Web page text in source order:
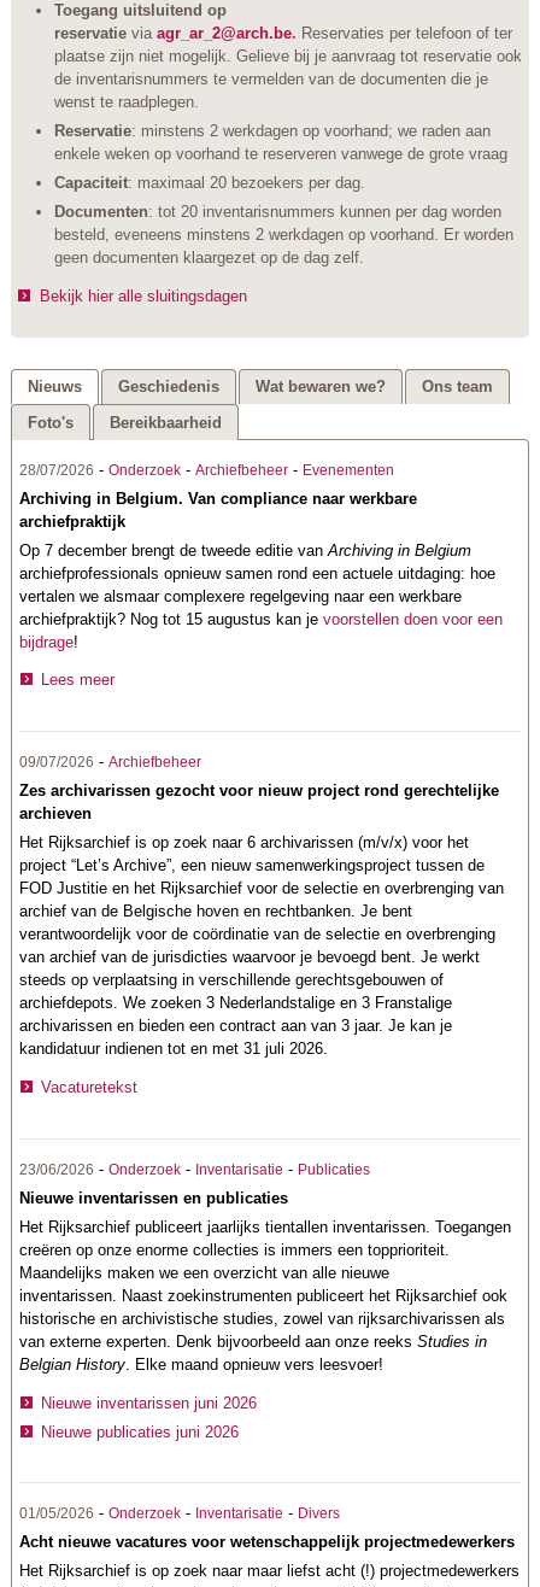
Toegang uitsluitend op
reservatievia agr_ar_2@arch.be. Reservaties per telefoon of ter
plaatse zijn niet mogelijk. Gelieve bij je aanvraag tot reservatie ook
de inventarisnummers te vermelden van de documenten die je
wenst te raadplegen.
Reservatie: minstens 2 werkdagen op voorhand; we raden aan
enkele weken op voorhand te reserveren vanwege de grote vraag
Capaciteit: maximaal 20 bezoekers per dag.
Documenten: tot 20 inventarisnummers kunnen per dag worden
besteld, eveneens minstens 2 werkdagen op voorhand. Er worden
geen documenten klaargezet op de dag zelf.
Bekijk hier alle sluitingsdagen
Nieuws Geschiedenis Wat bewaren we?
Ons team
Foto's
Bereikbaarheid
28/07/2026 -Onderzoek -Archiefbeheer - Evenementen
Archiving in Belgium. Van compliance naar werkbare
archiefpraktijk
Op 7 december brengt de tweede editie vanArchiving in Belgium
archiefprofessionals opnieuw samen rond een actuele uitdaging: hoe
vertalen we alsmaar complexere regelgeving naar een werkbare
archiefpraktijk? Nog tot 15 augustus kan jevoorstellen doen voor een
bijdrage!
Lees meer
09/07/2026 -Archiefbeheer
Zes archivarissen gezocht voor nieuw project rond gerechtelijke
archieven
Het Rijksarchief is op zoek naar 6 archivarissen (m/v/x) voor het
project “Let’s Archive”, een nieuw samenwerkingsproject tussen de
FOD Justitie en het Rijksarchief voor de selectie en overbrenging van
archief van de Belgische hoven en rechtbanken. Je bent
verantwoordelijk voor de coördinatie van de selectie en overbrenging
van archief van de jurisdicties waarvoor je bevoegd bent. Je werkt
steeds op verplaatsing in verschillende gerechtsgebouwen of
archiefdepots. We zoeken 3 Nederlandstalige en 3 Franstalige
archivarissen en bieden een contract aan van 3 jaar. Je kan je
kandidatuur indienen tot en met 31 juli 2026.
Vacaturetekst
23/06/2026 -Onderzoek - Inventarisatie - Publicaties
Nieuwe inventarissen en publicaties
Het Rijksarchief publiceert jaarlijks tientallen inventarissen. Toegangen
creëren op onze enorme collecties is immers een topprioriteit.
Maandelijks maken we een overzicht van alle nieuwe
inventarissen. Naast zoekinstrumenten publiceert het Rijksarchief ook
historische en archivistische studies, zowel van rijksarchivarissen als
van externe experten. Denk bijvoorbeeld aan onze reeksStudies in
Belgian History . Elke maand opnieuw vers leesvoer!
Nieuwe inventarissen juni 2026
Nieuwe publicaties juni 2026
01/05/2026 -Onderzoek - Inventarisatie - Divers
Acht nieuwe vacatures voor wetenschappelijk projectmedewerkers
Het Rijksarchief is op zoek naar maar liefst acht (!) projectmedewerkers